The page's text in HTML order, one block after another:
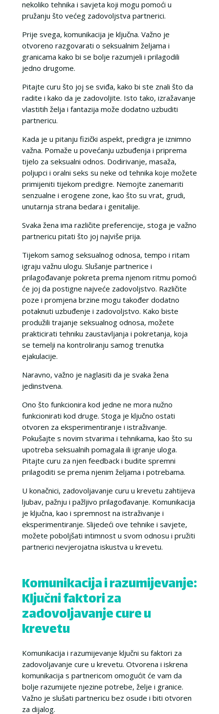
nekoliko tehnika i savjeta koji mogu pomoći u
pružanju što većeg zadovoljstva partnerici.
Prije svega, komunikacija je ključna. Važno je
otvoreno razgovarati o seksualnim željama i
granicama kako bi se bolje razumjeli i prilagodili
jedno drugome.
Pitajte curu što joj se sviđa, kako bi ste znali što da
radite i kako da je zadovoljite. Isto tako, izražavanje
vlastitih želja i fantazija može dodatno uzbuditi
partnericu.
Kada je u pitanju fizički aspekt, predigra je iznimno
važna. Pomaže u povećanju uzbuđenja i priprema
tijelo za seksualni odnos. Dodirivanje, masaža,
poljupci i oralni seks su neke od tehnika koje možete
primijeniti tijekom predigre. Nemojte zanemariti
senzualne i erogene zone, kao što su vrat, grudi,
unutarnja strana bedara i genitalije.
Svaka žena ima različite preferencije, stoga je važno
partnericu pitati što joj najviše prija.
Tijekom samog seksualnog odnosa, tempo i ritam
igraju važnu ulogu. Slušanje partnerice i
prilagođavanje pokreta prema njenom ritmu pomoći
će joj da postigne najveće zadovoljstvo. Različite
poze i promjena brzine mogu također dodatno
potaknuti uzbuđenje i zadovoljstvo. Kako biste
produžili trajanje seksualnog odnosa, možete
prakticirati tehniku zaustavljanja i pokretanja, koja
se temelji na kontroliranju samog trenutka
ejakulacije.
Naravno, važno je naglasiti da je svaka žena
jedinstvena.
Ono što funkcionira kod jedne ne mora nužno
funkcionirati kod druge. Stoga je ključno ostati
otvoren za eksperimentiranje i istraživanje.
Pokušajte s novim stvarima i tehnikama, kao što su
upotreba seksualnih pomagala ili igranje uloga.
Pitajte curu za njen feedback i budite spremni
prilagoditi se prema njenim željama i potrebama.
U konačnici, zadovoljavanje curu u krevetu zahtijeva
ljubav, pažnju i pažljivo prilagođavanje. Komunikacija
je ključna, kao i spremnost na istraživanje i
eksperimentiranje. Slijedeći ove tehnike i savjete,
možete poboljšati intimnost u svom odnosu i pružiti
partnerici nevjerojatna iskustva u krevetu.
Komunikacija i razumijevanje:
Ključni faktori za
zadovoljavanje cure u
krevetu
Komunikacija i razumijevanje ključni su faktori za
zadovoljavanje cure u krevetu. Otvorena i iskrena
komunikacija s partnericom omogućit će vam da
bolje razumijete njezine potrebe, želje i granice.
Važno je slušati partnericu bez osude i biti otvoren
za dijalog.